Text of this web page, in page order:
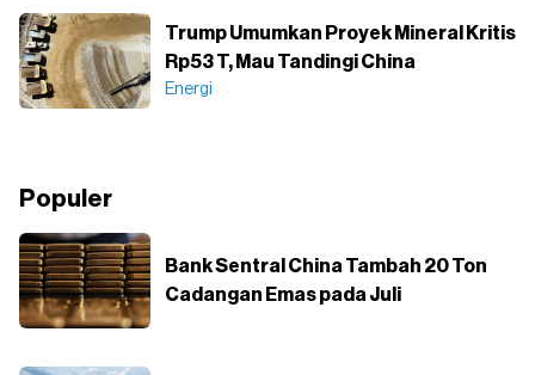
Trump Umumkan Proyek Mineral Kritis
Rp53 T, Mau Tandingi China
Energi
Populer
Bank Sentral China Tambah 20 Ton
Cadangan Emas pada Juli